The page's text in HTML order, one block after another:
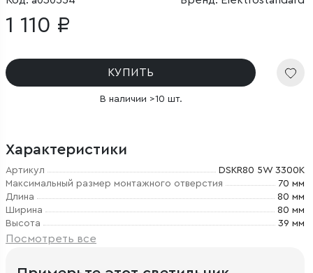
1 110 ₽
КУПИТЬ
В наличии >10 шт.
Характеристики
Артикул
DSKR80 5W 3300K
Максимальный размер монтажного отверстия
70 мм
Длина
80 мм
Ширина
80 мм
Высота
39 мм
Посмотреть все